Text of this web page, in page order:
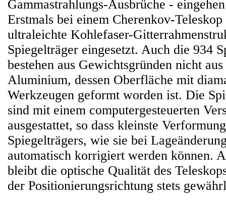
Gammastrahlungs-Ausbrüche -
Erstmals bei einem Cherenkov-
ultraleichte Kohlefaser-
Spiegelträger eingesetzt. Auch die 934
bestehen aus Gewichtsgründen nicht
Aluminium, dessen Oberfläche mit
Werkzeugen geformt worden ist. Die
sind mit einem computergesteuerten
ausgestattet, so dass kleinste
Spiegelträgers, wie sie bei
automatisch korrigiert werden können.
bleibt die optische Qualität des
der Positionierungsrichtung stets